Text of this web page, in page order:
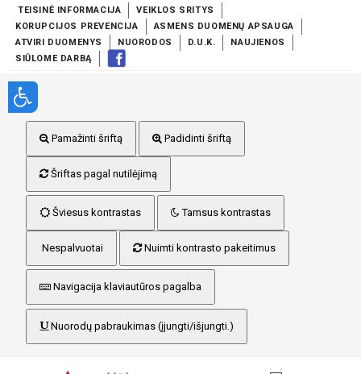
TEISINĖ INFORMACIJA
VEIKLOS SRITYS
KORUPCIJOS PREVENCIJA
ASMENS DUOMENŲ APSAUGA
ATVIRI DUOMENYS
NUORODOS D.U.K.
NAUJIENOS
SIŪLOME DARBĄ
Pamažinti šriftą Padidinti šriftą
Šriftas pagal nutilėjimą
Šviesus kontrastas Tamsus kontrastas
Nespalvuotai Nuimti kontrasto pakeitimus
Navigacija klaviautūros pagalba
Nuorodų pabraukimas (įjungti/išjungti.)